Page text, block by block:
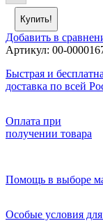
Купить!
Добавить в
Артикул: 00-
Быстрая и
доставка по всей
Оплата при
получении товара
Помощь в выборе
Особые условия